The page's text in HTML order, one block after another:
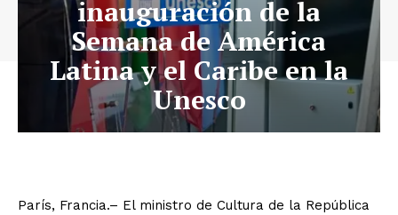
inauguración de la
Semana de América
Latina y el Caribe en la
Unesco
París, Francia.– El ministro de Cultura de la República